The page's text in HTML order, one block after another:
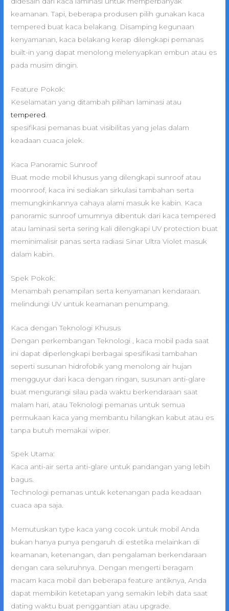
keamanan. Tapi, beberapa produsen pilih gunakan kaca
tempered buat kaca belakang. Disamping kegunaan
kenyamanan, kaca belakang kerap dilengkapi pemanas
built-in yang dapat menolong melenyapkan embun atau es
pada musim dingin.
Feature Pokok:
Keselamatan yang ditambah pilihan laminasi atau
tempered
spesifikasi pemanas buat visibilitas yang jelas dalam
keadaan cuaca jelek.
Kaca Panoramic Sunroof
Buat mode mobil khusus yang dilengkapi sunroof atau
moonroof, kaca ini sediakan sirkulasi tambahan serta
memungkinkannya cahaya alami masuk ke kabin. Kaca
panoramic sunroof umumnya dibentuk dari kaca tempered
atau laminasi serta sering kali dilengkapi UV protection buat
meminimalisir panas serta radiasi Sinar Ultra Violet masuk
dalam kabin.
Spek Pokok:
Menambah penampilan serta kenyamanan kendaraan.
melindungi UV untuk keamanan penumpang.
Kaca dengan Teknologi Khusus
Dengan perkembangan Teknologi , kaca mobil pada saat
ini dapat diperlengkapi berbagai spesifikasi tambahan
seperti susunan hidrofobik yang menolong air hujan
mengguyur dari kaca dengan ringan, susunan anti-glare
buat mengurangi silau pada waktu berkendaraan saat
malam hari, atau Teknologi pemanas untuk semua
permukaan kaca yang membantu hilangkan kabut atau es
tanpa butuh memakai wiper.
Spek Utama:
Kaca anti-air serta anti-glare untuk pandangan yang lebih
bagus.
Technologi pemanas untuk ketenangan pada keadaan
cuaca apa saja.
Memutuskan type kaca yang cocok untuk mobil Anda
bukan hanya punya pengaruh di estetika melainkan di
keamanan, ketenangan, dan pengalaman berkendaraan
dengan cara seluruhnya. Dengan mengerti beragam
macam kaca mobil dan beberapa feature antiknya, Anda
dapat membikin ketetapan yang semakin lebih data saat
dating waktu buat penggantian atau upgrade.